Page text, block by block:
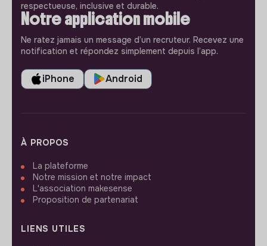
respectueuse, inclusive et durable.
Notre application mobile
Ne ratez jamais un message d’un recruteur. Recevez une
notification et répondez simplement depuis l’app.
iPhone Android
À PROPOS
La plateforme
Notre mission et notre impact
L'association makesense
Proposition de partenariat
LIENS UTILES